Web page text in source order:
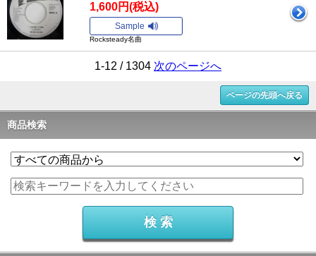
1,600円(税込)
Sample
Rocksteady名曲
1-12 / 1304 次のページへ
ページの先頭へ戻る
商品検索